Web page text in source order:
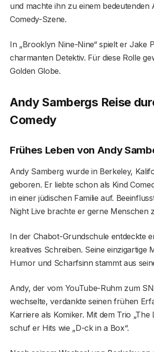
und machte ihn zu einem bedeutenden
Comedy-Szene.
In „Brooklyn Nine-Nine“ spielt er Jake
charmanten Detektiv. Für diese Rolle
Golden Globe.
Andy Sambergs Reise
Comedy
Frühes Leben von Andy
Andy Samberg wurde in Berkeley,
geboren. Er liebte schon als Kind
in einer jüdischen Familie auf.
Night Live brachte er gerne Menschen
In der Chabot-Grundschule entdeckte
kreatives Schreiben. Seine einzigartige
Humor und Scharfsinn stammt aus
Andy, der vom YouTube-Ruhm zum
wechselte, verdankte seinen frühen
Karriere als Komiker. Mit dem Trio „The
schuf er Hits wie „D-ck in a Box“.